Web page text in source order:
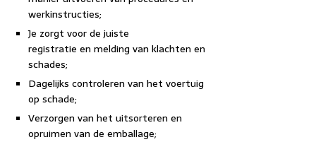
werkinstructies;
Je zorgt voor de juiste
registratie en melding van klachten en
schades;
Dagelijks controleren van het voertuig
op schade;
Verzorgen van het uitsorteren en
opruimen van de emballage;